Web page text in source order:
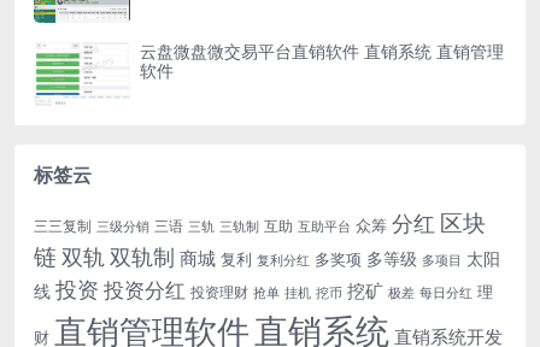
云盘微盘微交易平台直销软件 直销系统 直销管理
软件
标签云
三三复制 三级分销 三语 三轨 三轨制 互助 互助平台 众筹 分红 区块
链双轨双轨制 商城 复利 复利分红 多奖项 多等级 多项目 太阳
线 投资 投资分红 投资理财 抢单 挂机 挖币 挖矿 极差 每日分红 理
财 直销管理软件直销系统直销系统开发